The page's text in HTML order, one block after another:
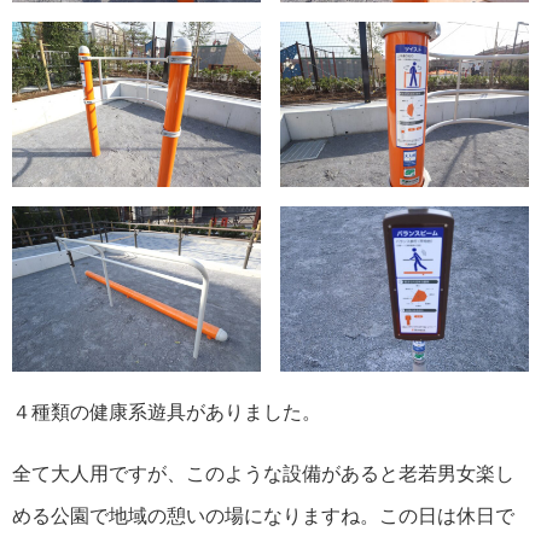
４種類の健康系遊具がありました。
全て大人用ですが、このような設備があると老若男女楽し
める公園で地域の憩いの場になりますね。この日は休日で